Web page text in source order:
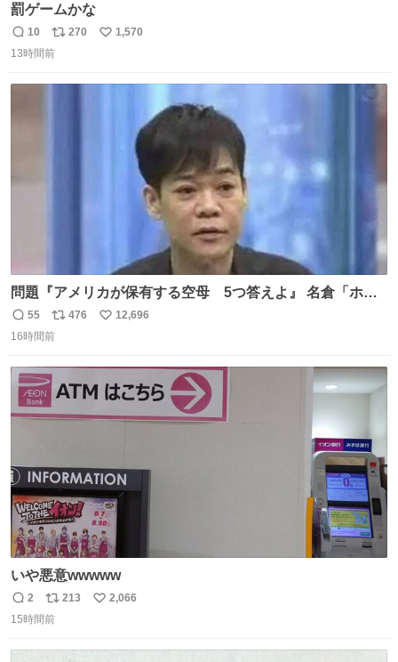
罰ゲームかな
返
信
10
リ
ポ
270
い
1,570
13時間前
問題『アメリカが保有する空母 5つ答えよ』 名倉「ホン
マごめん、日本」
返
信
55
リ
ポ
ト
数
476
い
12,696
16時間前
いや悪意wwwww
返
信
2
リ
ポ
213
い
2,066
15時間前